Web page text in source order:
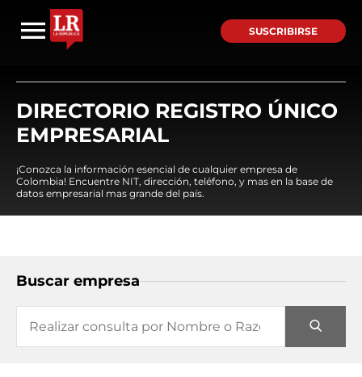
SUSCRIBIRSE
DIRECTORIO REGISTRO ÚNICO
EMPRESARIAL
¡Conozca la información esencial de cualquier empresa de
Colombia! Encuentre NIT, dirección, teléfono, y mas en la base de
datos empresarial mas grande del país.
Buscar empresa